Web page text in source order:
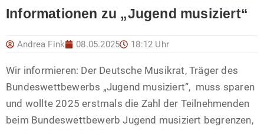
Informationen zu „Jugend musiziert“
Andrea Fink 08.05.2025 18:12 Uhr
Wir informieren: Der Deutsche Musikrat, Träger des
Bundeswettbewerbs „Jugend musiziert“, muss sparen
und wollte 2025 erstmals die Zahl der Teilnehmenden
beim Bundeswettbewerb Jugend musiziert begrenzen,